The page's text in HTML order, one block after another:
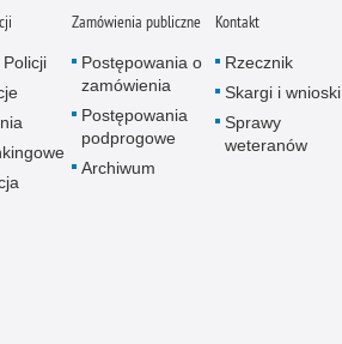
Zamówienia publiczne
Postępowania o
zamówienia
Postępowania
podprogowe
Archiwum
Kontakt
Rzecznik
Skargi i wnioski
Sprawy
weteranów